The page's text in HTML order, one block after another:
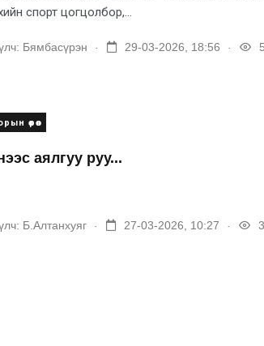
спорт цогцолбор,...
Бямбасүрэн 29-03-2026, 18:56
өрөө
аялгуу руу...
Б.Алтанхуяг 27-03-2026, 10:27